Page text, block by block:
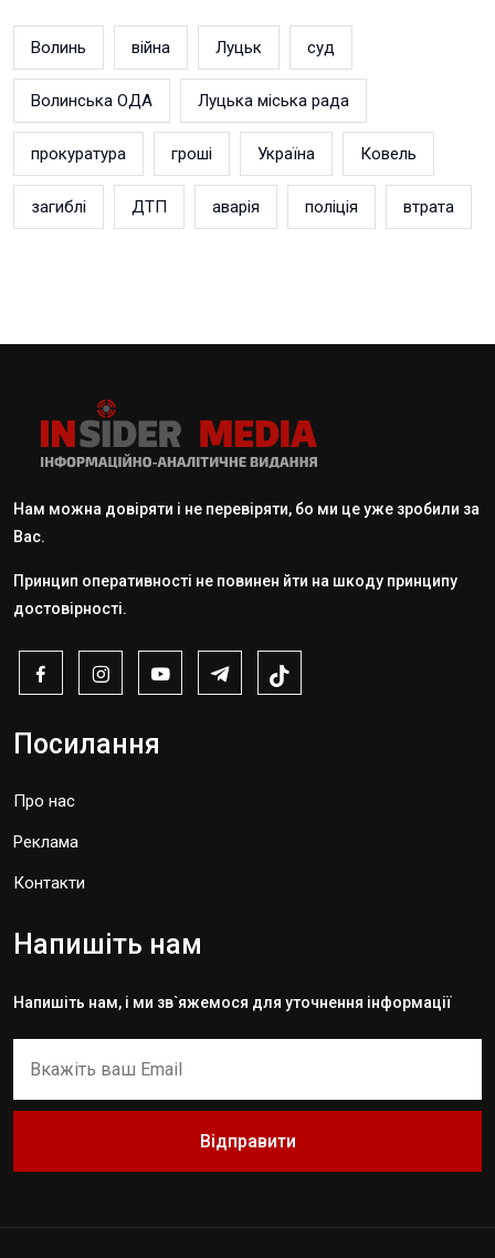
Волинь війна Луцьк суд
Волинська ОДА Луцька міська рада
прокуратура гроші Україна Ковель
загиблі ДТП аварія поліція втрата
Нам можна довіряти і не перевіряти, бо ми це уже зробили за
Вас.
Принцип оперативності не повинен йти на шкоду принципу
достовірності.
Посилання
Про нас
Реклама
Контакти
Напишіть нам
Напишіть нам, і ми зв`яжемося для уточнення інформації
Відправити